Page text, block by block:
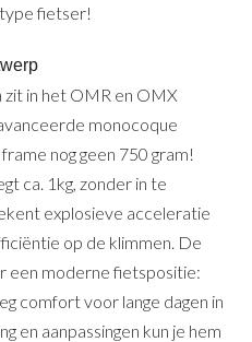
fietser!
in het OMR en OMX
monocoque
nog geen 750 gram!
ca. 1kg, zonder in te
explosieve acceleratie
op de klimmen. De
een moderne fietspositie:
comfort voor lange dagen in
en aanpassingen kun je hem